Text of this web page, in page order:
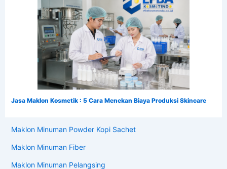
Jasa Maklon Kosmetik : 5 Cara Menekan Biaya Produksi Skincare
Maklon Minuman Powder Kopi Sachet
Maklon Minuman Fiber
Maklon Minuman Pelangsing